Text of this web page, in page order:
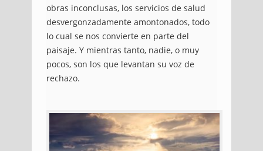
obras inconclusas, los servicios de salud
desvergonzadamente amontonados, todo
lo cual se nos convierte en parte del
paisaje. Y mientras tanto, nadie, o muy
pocos, son los que levantan su voz de
rechazo.